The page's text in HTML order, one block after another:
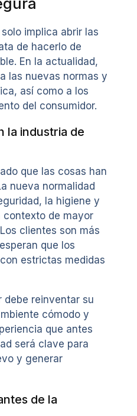
implica abrir las
de hacerlo de
En la actualidad,
las nuevas normas y
así como a los
del consumidor.
la industria de
que las cosas han
nueva normalidad
la higiene y
contexto de mayor
clientes son más
que los
estrictas medidas
debe reinventar su
cómodo y
que antes
será clave para
y generar
de la